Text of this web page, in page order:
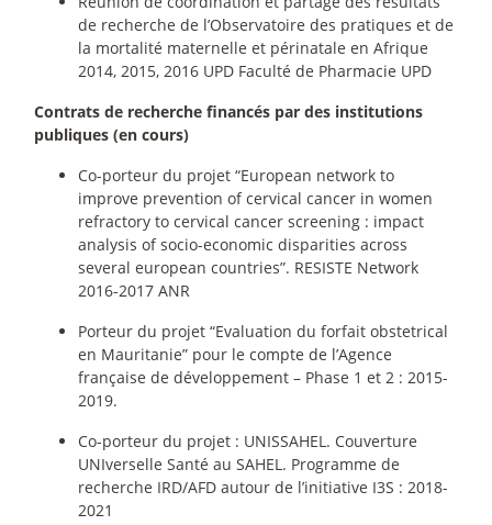
de recherche de l’Observatoire des pratiques et de
la mortalité maternelle et périnatale en Afrique
2014, 2015, 2016 UPD Faculté de Pharmacie UPD
Contrats de recherche financés par des institutions
publiques (en cours)
Co-porteur du projet “European network to
improve prevention of cervical cancer in women
refractory to cervical cancer screening : impact
analysis of socio-economic disparities across
several european countries”. RESISTE Network
2016-2017 ANR
Porteur du projet “Evaluation du forfait obstetrical
en Mauritanie” pour le compte de l’Agence
française de développement – Phase 1 et 2 : 2015-
2019.
Co-porteur du projet : UNISSAHEL. Couverture
UNIverselle Santé au SAHEL. Programme de
recherche IRD/AFD autour de l’initiative I3S : 2018-
2021